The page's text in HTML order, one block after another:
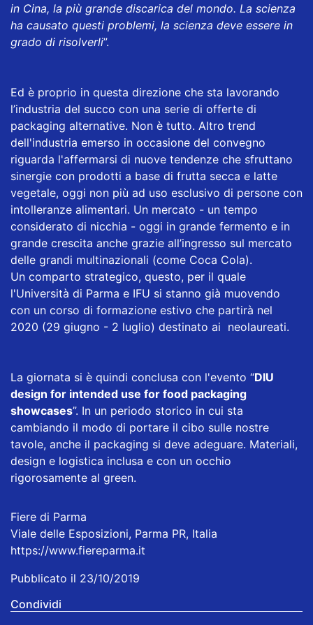
in Cina, la più grande discarica del mondo. La scienza
ha causato questi problemi, la scienza deve essere in
grado di risolverli”.
Ed è proprio in questa direzione che sta lavorando
l’industria del succo con una serie di offerte di
packaging alternative. Non è tutto. Altro trend
dell'industria emerso in occasione del convegno
riguarda l'affermarsi di nuove tendenze che sfruttano
sinergie con prodotti a base di frutta secca e latte
vegetale, oggi non più ad uso esclusivo di persone con
intolleranze alimentari. Un mercato - un tempo
considerato di nicchia - oggi in grande fermento e in
grande crescita anche grazie all’ingresso sul mercato
delle grandi multinazionali (come Coca Cola).
Un comparto strategico, questo, per il quale
l'Università di Parma e IFU si stanno già muovendo
con un corso di formazione estivo che partirà nel
2020 (29 giugno - 2 luglio) destinato ai neolaureati.
La giornata si è quindi conclusa con l'evento “DIU
design for intended use for food packaging
showcases”. In un periodo storico in cui sta
cambiando il modo di portare il cibo sulle nostre
tavole, anche il packaging si deve adeguare. Materiali,
design e logistica inclusa e con un occhio
rigorosamente al green.
Fiere di Parma
Viale delle Esposizioni, Parma PR, Italia
https://www.fiereparma.it
Pubblicato il 23/10/2019
Condividi